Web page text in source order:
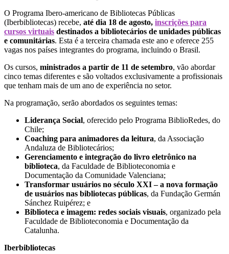
O Programa Ibero-americano de Bibliotecas Públicas
(Iberbibliotecas) recebe, até dia 18 de agosto, inscrições para
cursos virtuais destinados a bibliotecários de unidades públicas
e comunitárias. Esta é a terceira chamada este ano e oferece 255
vagas nos países integrantes do programa, incluindo o Brasil.
Os cursos, ministrados a partir de 11 de setembro, vão abordar
cinco temas diferentes e são voltados exclusivamente a profissionais
que tenham mais de um ano de experiência no setor.
Na programação, serão abordados os seguintes temas:
Liderança Social, oferecido pelo Programa BiblioRedes, do
Chile;
Coaching para animadores da leitura, da Associação
Andaluza de Bibliotecários;
Gerenciamento e integração do livro eletrônico na
biblioteca, da Faculdade de Biblioteconomia e
Documentação da Comunidade Valenciana;
Transformar usuários no século XXI – a nova formação
de usuários nas bibliotecas públicas, da Fundação Germán
Sánchez Ruipérez; e
Biblioteca e imagem: redes sociais visuais, organizado pela
Faculdade de Biblioteconomia e Documentação da
Catalunha.
Iberbibliotecas